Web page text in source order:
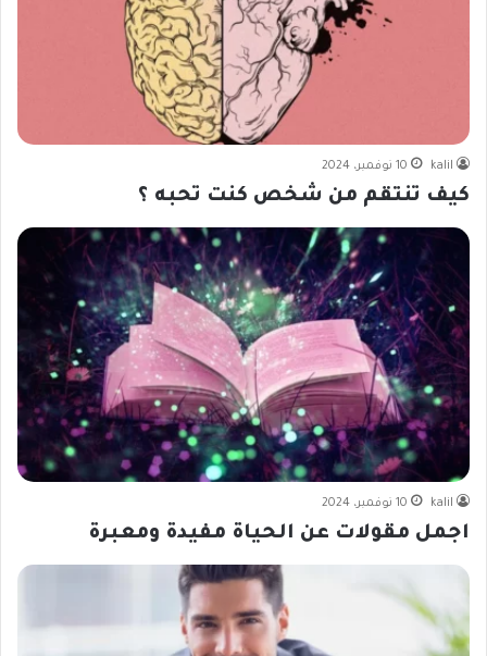
kalil 10 نوفمبر، 2024
كيف تنتقم من شخص كنت تحبه ؟
kalil 10 نوفمبر، 2024
اجمل مقولات عن الحياة مفيدة ومعبرة